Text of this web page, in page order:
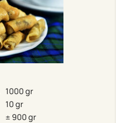
1000 gr
10 gr
± 900 gr